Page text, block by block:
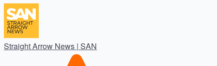
Straight Arrow News | SAN